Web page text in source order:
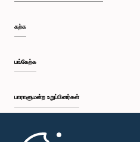
கற்க
பங்கேற்க
பாராளுமன்ற உறுப்பினர்கள்
முதற்பக்கம்